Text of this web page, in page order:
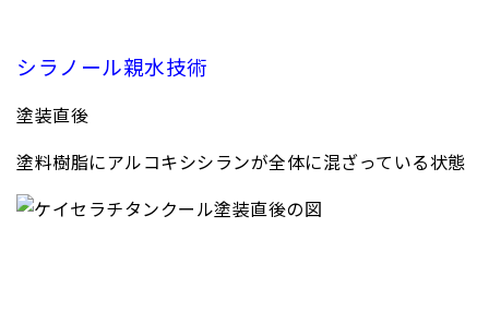
シラノール親水技術
塗装直後
塗料樹脂にアルコキシシランが全体に混ざっている状態